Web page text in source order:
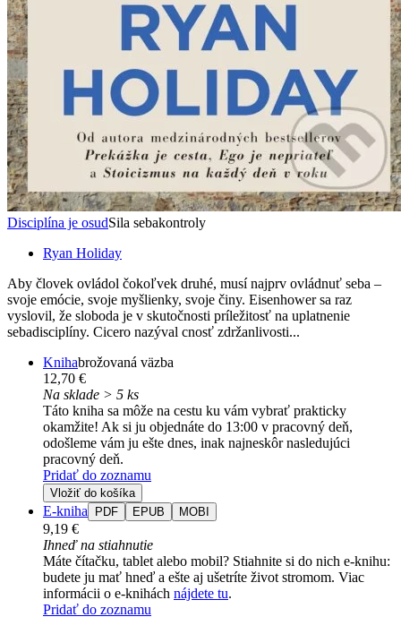
Disciplína je osudSila sebakontroly
Ryan Holiday
Aby človek ovládol čokoľvek druhé, musí najprv ovládnuť seba –
svoje emócie, svoje myšlienky, svoje činy. Eisenhower sa raz
vyslovil, že sloboda je v skutočnosti príležitosť na uplatnenie
sebadisciplíny. Cicero nazýval cnosť zdržanlivosti...
Knihabrožovaná väzba
12,70 €
Na sklade > 5 ks
Táto kniha sa môže na cestu ku vám vybrať prakticky
okamžite! Ak si ju objednáte do 13:00 v pracovný deň,
odošleme vám ju ešte dnes, inak najneskôr nasledujúci
pracovný deň.
Pridať do zoznamu
Vložiť do košíka
E-kniha PDF EPUB MOBI
9,19 €
Ihneď na stiahnutie
Máte čítačku, tablet alebo mobil? Stiahnite si do nich e-knihu:
budete ju mať hneď a ešte aj ušetríte život stromom. Viac
informácii o e-knihách nájdete tu.
Pridať do zoznamu